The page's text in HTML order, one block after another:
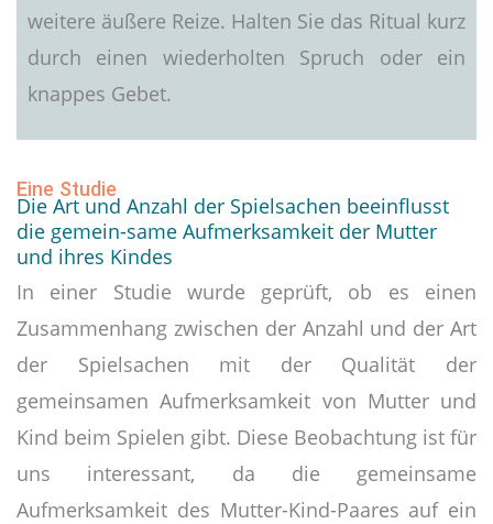
weitere äußere Reize. Halten Sie das Ritual kurz
durch einen wiederholten Spruch oder ein
knappes Gebet.
Eine Studie
Die Art und Anzahl der Spielsachen beeinflusst
die gemein-same Aufmerksamkeit der Mutter
und ihres Kindes
In einer Studie wurde geprüft, ob es einen
Zusammenhang zwischen der Anzahl und der Art
der Spielsachen mit der Qualität der
gemeinsamen Aufmerksamkeit von Mutter und
Kind beim Spielen gibt. Diese Beobachtung ist für
uns interessant, da die gemeinsame
Aufmerksamkeit des Mutter-Kind-Paares auf ein